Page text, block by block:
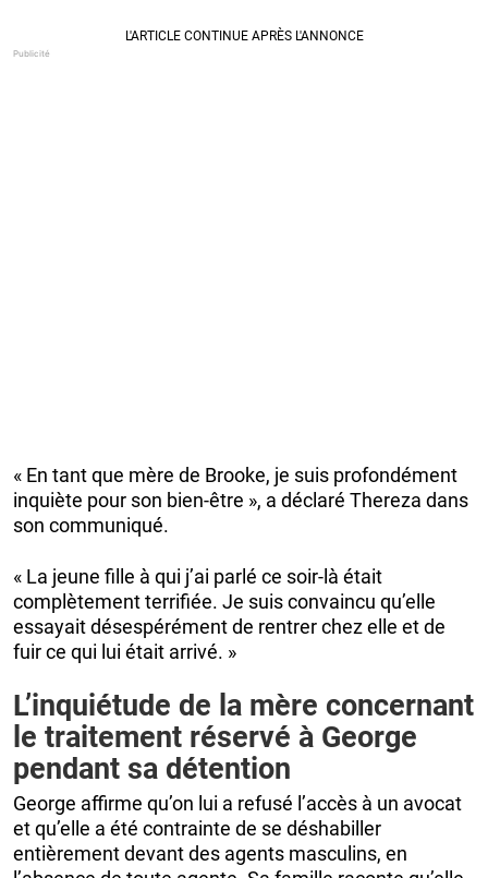
« En tant que mère de Brooke, je suis profondément
inquiète pour son bien-être », a déclaré Thereza dans
son communiqué.
« La jeune fille à qui j’ai parlé ce soir-là était
complètement terrifiée. Je suis convaincu qu’elle
essayait désespérément de rentrer chez elle et de
fuir ce qui lui était arrivé. »
L’inquiétude de la mère concernant
le traitement réservé à George
pendant sa détention
George affirme qu’on lui a refusé l’accès à un avocat
et qu’elle a été contrainte de se déshabiller
entièrement devant des agents masculins, en